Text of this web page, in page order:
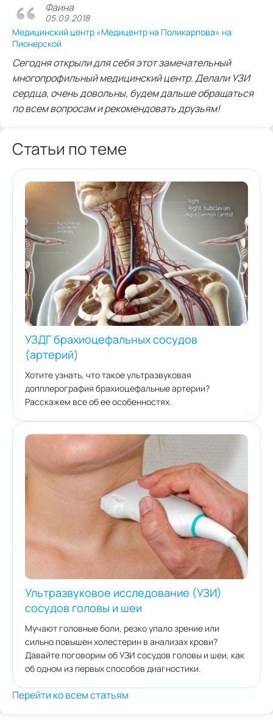
Фаина
05.09.2018
Медицинский центр «Медицентр на Поликарпова» на
Пионерской
Сегодня открыли для себя этот замечательный
многопрофильный медицинский центр. Делали УЗИ
сердца, очень довольны, будем дальше обращаться
по всем вопросам и рекомендовать друзьям!
Статьи по теме
УЗДГ брахиоцефальных сосудов
(артерий)
Хотите узнать, что такое ультразвуковая
допплерография брахиоцефальные артерии?
Расскажем все об ее особенностях.
Ультразвуковое исследование (УЗИ)
сосудов головы и шеи
Мучают головные боли, резко упало зрение или
сильно повышен холестерин в анализах крови?
Давайте поговорим об УЗИ сосудов головы и шеи, как
об одном из первых способов диагностики.
Перейти ко всем статьям